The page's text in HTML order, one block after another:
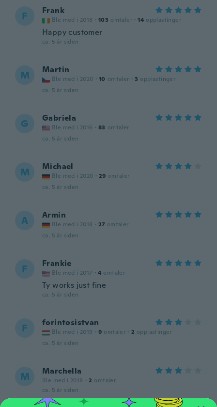
F Frank
Ble med i 2018 · 103 omtaler · 14 opplastinger
Happy customer
ca. 5 år siden
M Martin
Ble med i 2020 · 10 omtaler · 3 opplastinger
ca. 5 år siden
G Gabriela
Ble med i 2016 · 83 omtaler
ca. 5 år siden
M Michael
Ble med i 2020 · 29 omtaler
ca. 5 år siden
A Armin
Ble med i 2018 · 27 omtaler
ca. 5 år siden
F Frankie
Ble med i 2017 · 4 omtaler
Ty works just fine
ca. 5 år siden
F forintosistvan
Ble med i 2019 · 9 omtaler · 2 opplastinger
ca. 5 år siden
M Marchella
Ble med i 2018 · 2 omtaler
ca. 5 år siden